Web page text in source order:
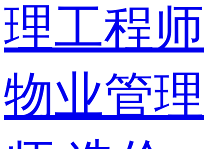
理工程师
物业管理